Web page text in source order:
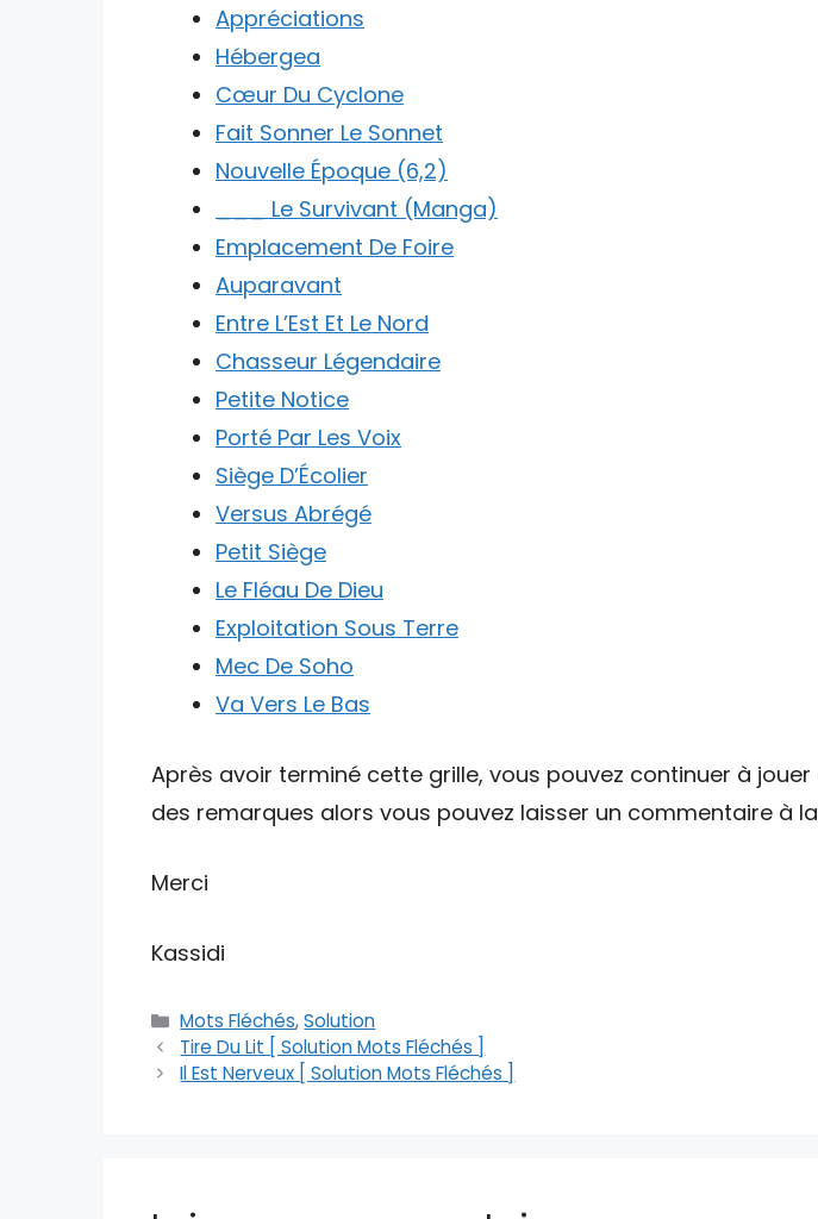
Appréciations
Hébergea
Cœur Du Cyclone
Fait Sonner Le Sonnet
Nouvelle Époque (6,2)
___ Le Survivant (Manga)
Emplacement De Foire
Auparavant
Entre L’Est Et Le Nord
Chasseur Légendaire
Petite Notice
Porté Par Les Voix
Siège D’Écolier
Versus Abrégé
Petit Siège
Le Fléau De Dieu
Exploitation Sous Terre
Mec De Soho
Va Vers Le Bas
Après avoir terminé cette grille, vous pouvez continuer à
des remarques alors vous pouvez laisser un commentaire à
Merci
Kassidi
Catégories
Mots Fléchés,Solution
Tire Du Lit [ Solution Mots Fléchés ]
Il Est Nerveux [ Solution Mots Fléchés ]